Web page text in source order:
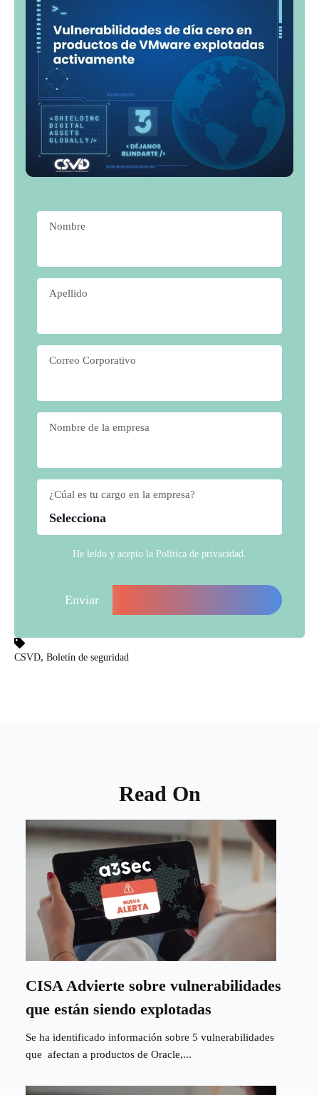
Nombre
Apellido
Correo Corporativo
Nombre de la empresa
¿Cúal es tu cargo en la empresa?
He leído y acepto la Política de privacidad
CSVD, Boletín de seguridad
Read On
CISA Advierte sobre vulnerabilidades
que están siendo explotadas
Se ha identificado información sobre 5 vulnerabilidades
que afectan a productos de Oracle,...